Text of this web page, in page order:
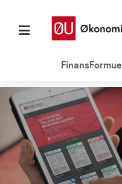
FinansFormue